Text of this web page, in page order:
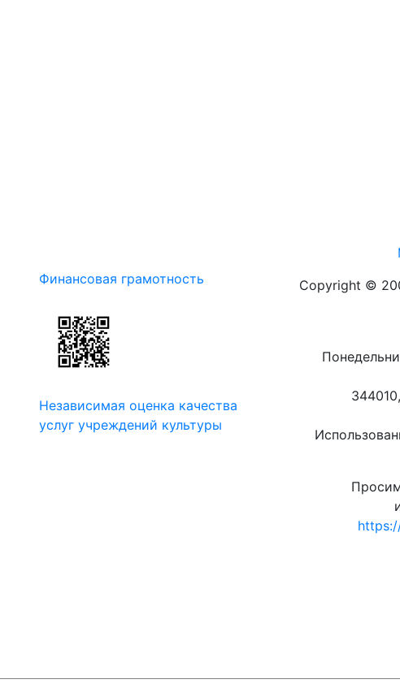
Финансовая грамотность
Независимая оценка качества
услуг учреждений культуры
Copyright ©